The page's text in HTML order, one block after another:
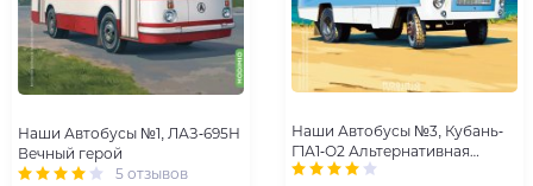
Наши Автобусы №1, ЛАЗ-695Н
Вечный герой
5 отзывов
Наши Автобусы №3, Кубань-
Г1А1-О2 Альтернативная
реальность